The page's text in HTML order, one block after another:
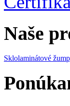
Naše
Sklolaminátové